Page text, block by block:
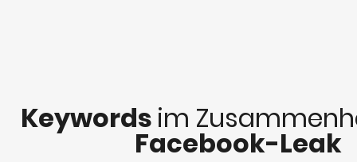
Keywords im
Facebook-Leak